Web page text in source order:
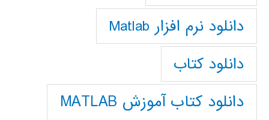
دانلود نرم افزار Matlab
دانلود کتاب
دانلود کتاب آموزش MATLAB